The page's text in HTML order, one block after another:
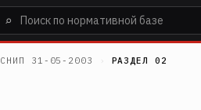
⌕
СНИП 31-05-2003 РАЗДЕЛ 02